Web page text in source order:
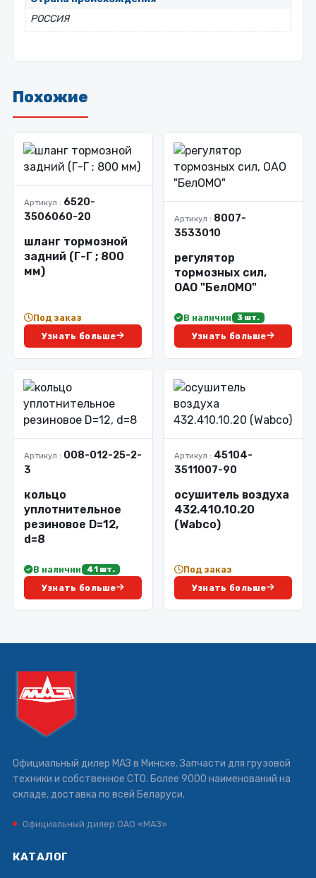
РОССИЯ
Похожие
Артикул : 6520-
3506060-20
шланг тормозной
задний (Г-Г ; 800
мм)
Под заказ
Узнать больше
Артикул : 8007-
3533010
регулятор
тормозных сил,
ОАО "БелОМО"
В наличии 3 шт.
Узнать больше
Артикул : 008-012-25-2-
3
кольцо
уплотнительное
резиновое D=12,
d=8
В наличии 41 шт.
Узнать больше
Артикул : 45104-
3511007-90
осушитель воздуха
432.410.10.20
(Wabco)
Под заказ
Узнать больше
Официальный дилер МАЗ в Минске. Запчасти для грузовой
техники и собственное СТО. Более 9000 наименований на
складе, доставка по всей Беларуси.
Официальный дилер ОАО «МАЗ»
КАТАЛОГ